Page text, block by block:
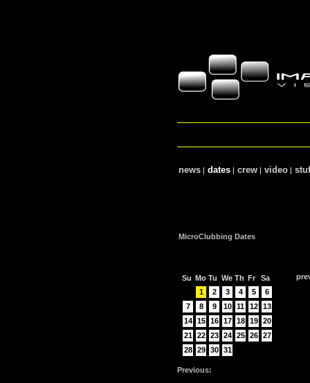
news | dates | crew | video |
MicroClubbing Dates
Su Mo Tu We Th Fr
Sa
1
2 3 4 5
6
7
8 9 10 11 12
13
14
15 16 17 18 19
20
21
22 23 24 25 26
27
28
29 30 31
Previous: